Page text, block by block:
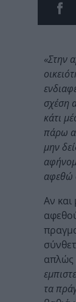
«Στην
σχέση
κάτι
πάρω
μην
αφεθώ
Αν
απλώς
τα